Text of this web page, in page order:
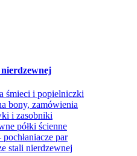
śmieci i popielniczki
bony, zamówienia
i zasobniki
półki ścienne
par
stali nierdzewnej